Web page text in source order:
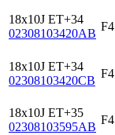
18x10J ET+34
02308103420AB
F4
18x10J ET+34
02308103420CB
F4
18x10J ET+35
02308103595AB
F4